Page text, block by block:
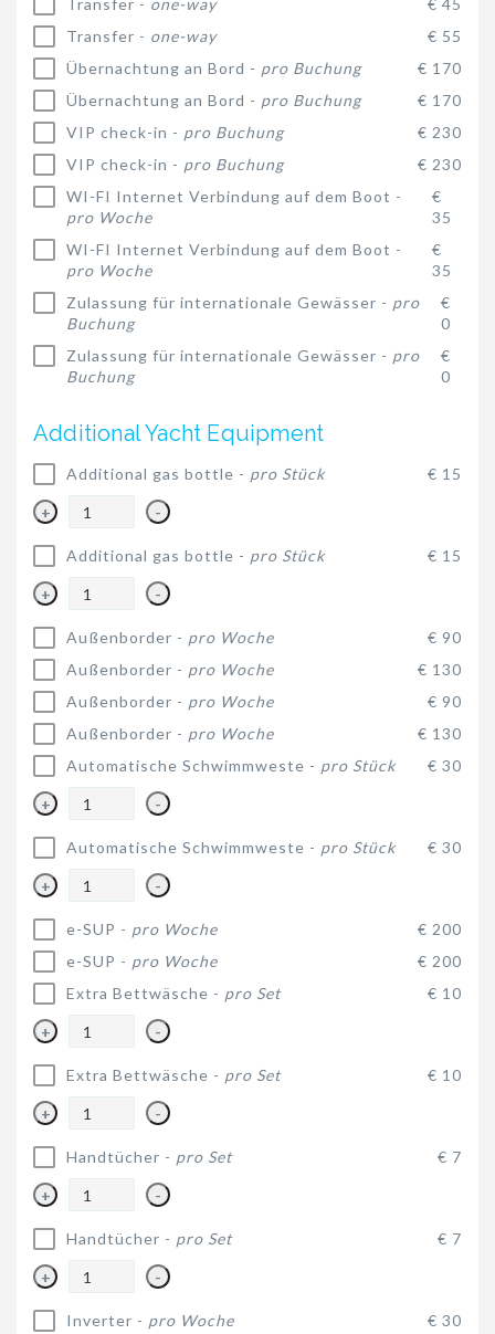
Transfer - one-way
€ 45
Transfer - one-way
€ 55
Übernachtung an Bord - pro Buchung
€ 170
Übernachtung an Bord - pro Buchung
€ 170
VIP check-in - pro Buchung
€ 230
VIP check-in - pro Buchung
€ 230
WI-FI Internet Verbindung auf dem Boot -
pro Woche
€
35
WI-FI Internet Verbindung auf dem Boot -
pro Woche
€
35
Zulassung für internationale Gewässer - pro
Buchung
€
0
Zulassung für internationale Gewässer - pro
Buchung
€
0
Additional Yacht Equipment
Additional gas bottle - pro Stück € 15
+ -
Additional gas bottle - pro Stück € 15
+ -
Außenborder - pro Woche
€ 90
Außenborder - pro Woche
€ 130
Außenborder - pro Woche
€ 90
Außenborder - pro Woche
€ 130
Automatische Schwimmweste - pro Stück € 30
+ -
Automatische Schwimmweste - pro Stück € 30
+ -
e-SUP - pro Woche
€ 200
e-SUP - pro Woche
€ 200
Extra Bettwäsche - pro Set € 10
+ -
Extra Bettwäsche - pro Set € 10
+ -
Handtücher - pro Set € 7
+ -
Handtücher - pro Set € 7
+ -
Inverter - pro Woche
€ 30